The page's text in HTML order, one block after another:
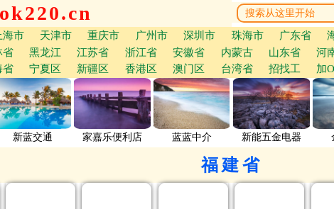
海市 天津市 重庆市 广州市 深圳市 珠海市 广东省
省 黑龙江 江苏省 浙江省 安徽省 内蒙古 山东省 河
省 宁夏区 新疆区 香港区 澳门区 台湾省 招找工 加
新蓝交通 家嘉乐便利店 蓝蓝中介 新能五金电器
福建省